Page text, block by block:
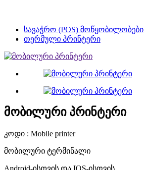
სავაჭრო (POS) მოწყობილობები
თერმული პრინტერი
მობილური პრინტერი
კოდი : Mobile printer
მობილური ტერმინალი